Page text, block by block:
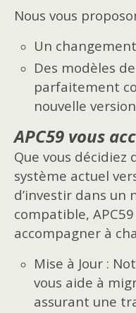
Nous vous
Un
Des modèles
parfaitement
nouvelle
APC59 vous
Que vous
système actuel
d’investir dans un
compatible,
accompagner à
Mise à Jour :
vous aide à
assurant une